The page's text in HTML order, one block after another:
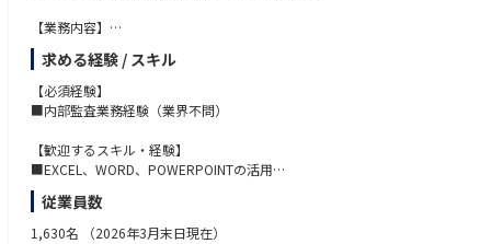
the industry, including audit issues tracking and verification and providin
g input into audit planning decisions.
・Contribute to the overall effectiveness and value of IAG by recommend
ing and developing innovative approaches and solutions (e.g. use of dat
op agility).
What we’re looking for:
【業務内容】
・部署単位、リスク単位でのモニタリングや内部監査の実施
・監査品質の維持・向上に向けた企画・推進、監査結果の経営宛報告とり
まとめ など
・平常時で60％（平均/月）以上のリモートワークを行っています。
求める経験 / スキル
【必須経験】
■内部監査業務経験（業界不問）
【歓迎するスキル・経験】
■EXCEL、WORD、POWERPOINTの活用
■英語力 読みが一定程度（英文契約書等）できるレベル
■資格 CIA（公認内部監査人）、CISA（公認情報システム監査人）、CFE
（公認不正検査士）
従業員数
1,630名 （2026年3月末日現在）